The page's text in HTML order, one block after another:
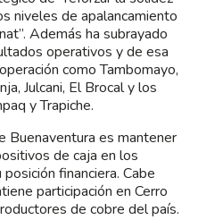
niveles de apalancamiento
Además ha subrayado
operativos y de esa
como Tambomayo,
Julcani, El Brocal y los
y Trapiche.
Buenaventura es mantener
de caja en los
financiera. Cabe
participación en Cerro
de cobre del país.